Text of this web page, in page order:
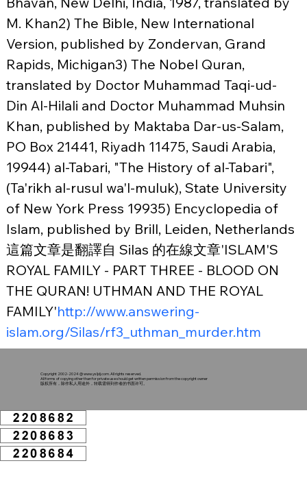
M. Khan2) The Bible, New International
Version, published by Zondervan, Grand
Rapids, Michigan3) The Nobel Quran,
translated by Doctor Muhammad Taqi-ud-
Din Al-Hilali and Doctor Muhammad Muhsin
Khan, published by Maktaba Dar-us-Salam,
PO Box 21441, Riyadh 11475, Saudi Arabia,
19944) al-Tabari, "The History of al-Tabari",
(Ta'rikh al-rusul wa'l-muluk), State University
of New York Press 19935) Encyclopedia of
Islam, published by Brill, Leiden, Netherlands
這篇文章是翻譯自 Silas 的在線文章'ISLAM'S
ROYAL FAMILY - PART THREE - BLOOD ON
THE QURAN! UTHMAN AND THE ROYAL
FAMILY'http://www.answering-
islam.org/Silas/rf3_uthman_murder.htm
Copyright 2002-2024 @www.ysljdj.com. All rights reserved.
All forms of copying other than for private use should get written permission from the copyright owner
版权所有，除作私人用途外，转载需得到作者的书面许可。